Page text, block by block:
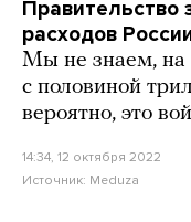
Правительство
расходов
Мы не знаем, на
с половиной
вероятно, это
14:34, 12 октября 2022
Источник: Meduza